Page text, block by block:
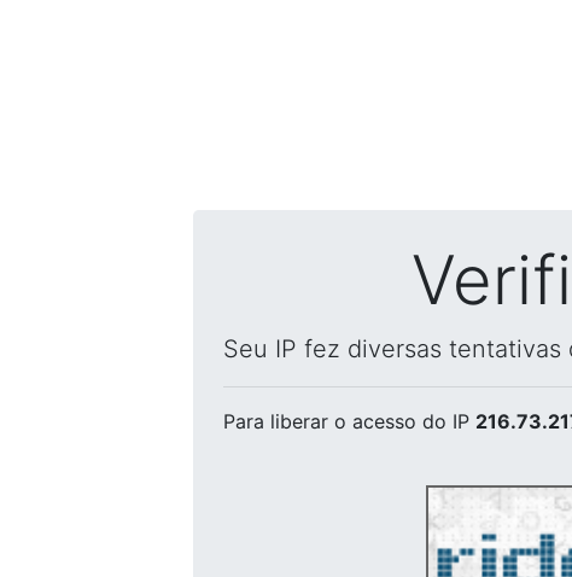
Seu IP fez diversas
Para liberar o acesso do IP